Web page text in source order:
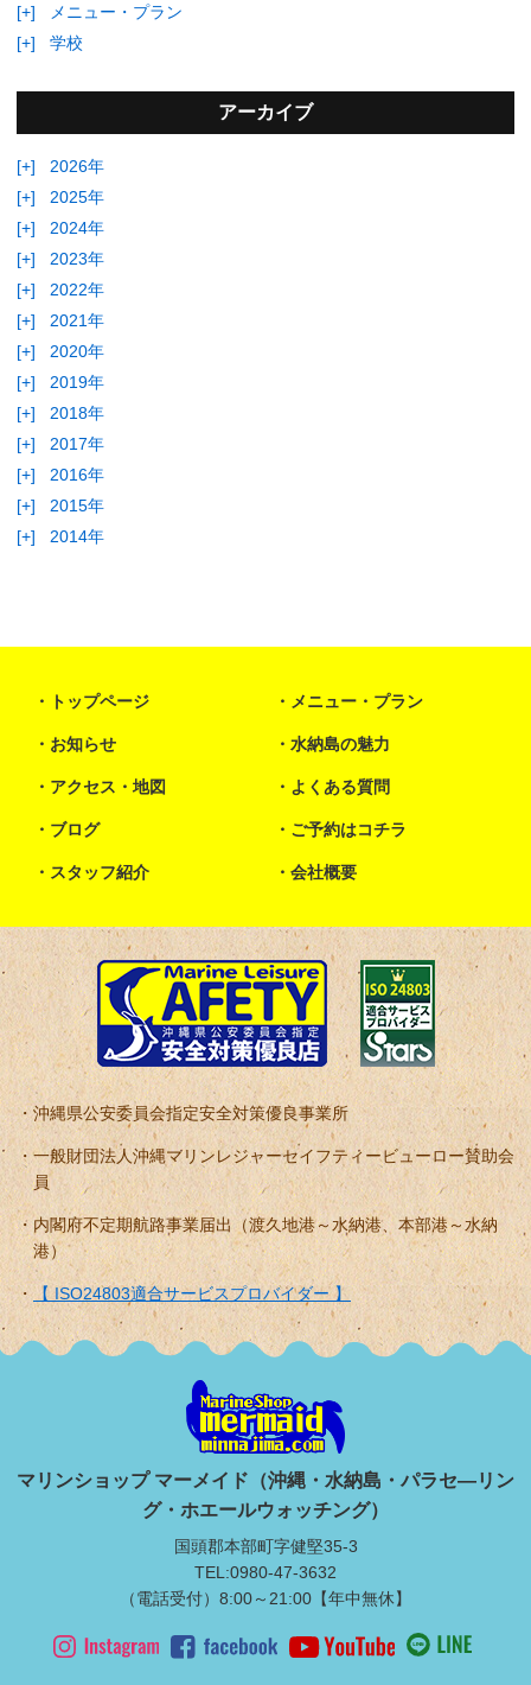
[+]
メニュー・プラン
[+]
学校
アーカイブ
[+]
2026年
[+]
2025年
[+]
2024年
[+]
2023年
[+]
2022年
[+]
2021年
[+]
2020年
[+]
2019年
[+]
2018年
[+]
2017年
[+]
2016年
[+]
2015年
[+]
2014年
トップページ メニュー・プラン
お知らせ 水納島の魅力
アクセス・地図 よくある質問
ブログ ご予約はコチラ
スタッフ紹介 会社概要
沖縄県公安委員会指定安全対策優良事業所
一般財団法人沖縄マリンレジャーセイフティービューロー賛助会
員
内閣府不定期航路事業届出（渡久地港～水納港、本部港～水納
港）
【 ISO24803適合サービスプロバイダー 】
マリンショップ マーメイド（沖縄・水納島・パラセ―リン
グ・ホエールウォッチング）
国頭郡本部町字健堅35-3
TEL:0980-47-3632
（電話受付）8:00～21:00【年中無休】